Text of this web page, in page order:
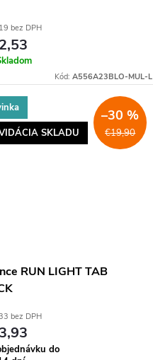
bez DPH
Kód:A556A23BLO-MUL-L
SKLADU
€19,90
–30 %
RUN LIGHT TAB
bez DPH
do